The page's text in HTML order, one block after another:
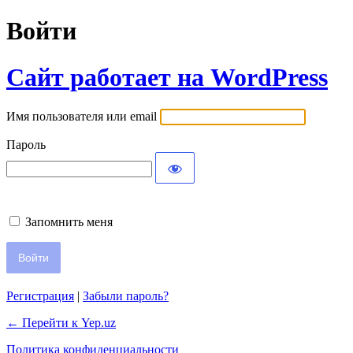
Войти
Сайт работает на WordPress
Имя пользователя или email
Пароль
Запомнить меня
Регистрация | Забыли пароль?
← Перейти к Yep.uz
Политика конфиденциальности